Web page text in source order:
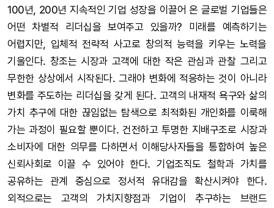
100년, 200년 지속적인 기업 성장을 이끌어 온 글로벌 기업들은
어떤 차별적 리더십을 보여주고 있을까? 미래를 예측하기는
어렵지만, 입체적 전략적 사고로 창의적 능력을 키우는 노력을
기울인다. 창조는 시장과 고객에 대한 작은 관심과 관찰 그리고
무한한 상상에서 시작된다. 그래야 변화에 적응하는 것이 아니라
변화를 주도하는 리더십을 갖게 된다. 고객의 내재적 욕구와 삶의
가치 추구에 대한 끊임없는 탐색으로 최적화된 개인화를 이룩해
가는 과정이 필요할 뿐이다. 건전하고 투명한 지배구조로 시장과
소비자에 대한 의무를 다하면서 이해당사자들을 통합하여 높은
신뢰사회로 이끌 수 있어야 한다. 기업조직도 철학과 가치를
공유하는 관계 중심으로 정서적 유대감을 확산시켜야 한다.
외적으로는 고객의 가치지향점과 기업이 추구하는 브랜드